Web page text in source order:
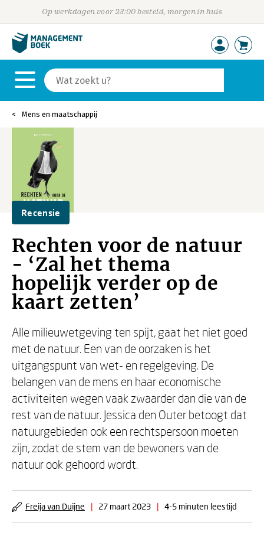
Op werkdagen voor 23:00 besteld, morgen in huis
Mens en maatschappij
Recensie
Rechten voor de natuur
- ‘Zal het thema
hopelijk verder op de
kaart zetten’
Alle milieuwetgeving ten spijt, gaat het niet goed
met de natuur. Een van de oorzaken is het
uitgangspunt van wet- en regelgeving. De
belangen van de mens en haar economische
activiteiten wegen vaak zwaarder dan die van de
rest van de natuur. Jessica den Outer betoogt dat
natuurgebieden ook een rechtspersoon moeten
zijn, zodat de stem van de bewoners van de
natuur ook gehoord wordt.
Freija van Duijne | 27 maart 2023 | 4-5 minuten leestijd